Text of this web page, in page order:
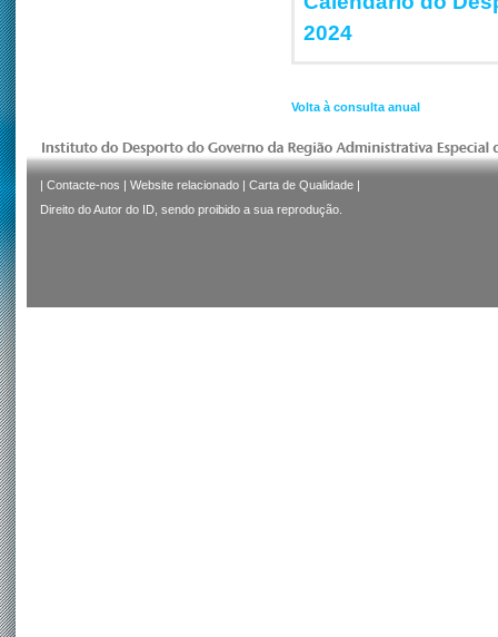
2024
Volta à consulta anual
| Contacte-nos | Website relacionado | Carta de Qualidade |
Direito do Autor do ID, sendo proibido a sua reprodução.